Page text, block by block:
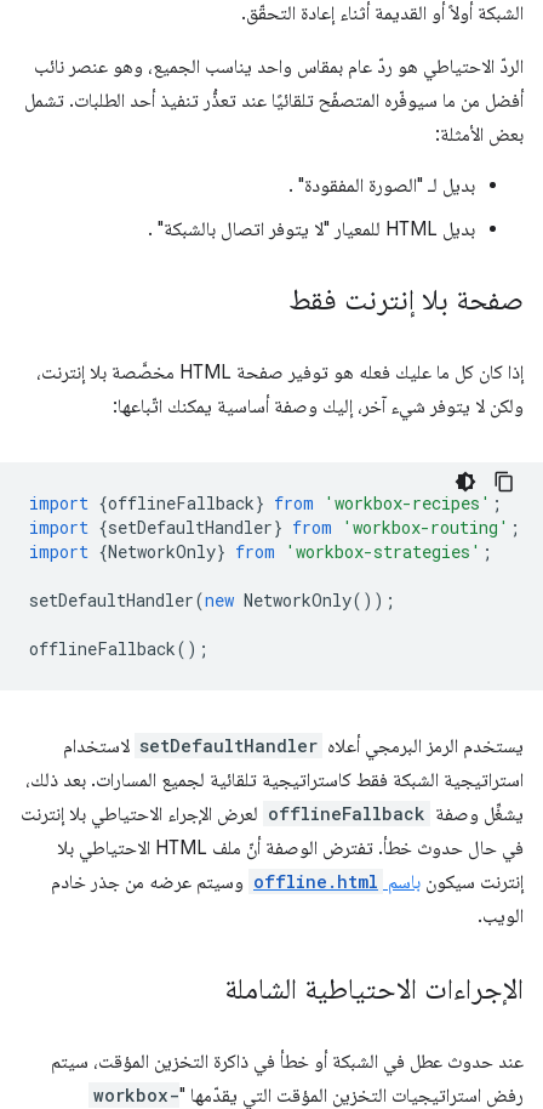
الشبكة أولاً أو القديمة أثناء إعادة التحقّق.
الردّ الاحتياطي هو ردّ عام بمقاس واحد يناسب الجميع، وهو عنصر نائب
أفضل من ما سيوفّره المتصفّح تلقائيًا عند تعذُّر تنفيذ أحد الطلبات. تشمل
بعض الأمثلة:
بديل لـ "الصورة المفقودة" .
بديل HTML للمعيار "لا يتوفر اتصال بالشبكة" .
صفحة بلا إنترنت فقط
إذا كان كل ما عليك فعله هو توفير صفحة HTML مخصَّصة بلا إنترنت،
ولكن لا يتوفر شيء آخر، إليك وصفة أساسية يمكنك اتّباعها:
import {offlineFallback} from 'workbox-recipes' ;
import {setDefaultHandler} from 'workbox-routing' ;
import {NetworkOnly} from 'workbox-strategies' ;
setDefaultHandler(new NetworkOnly());
offlineFallback();
يستخدم الرمز البرمجي أعلاه setDefaultHandler لاستخدام
استراتيجية الشبكة فقط كاستراتيجية تلقائية لجميع المسارات. بعد ذلك،
يشغِّل وصفة offlineFallback لعرض الإجراء الاحتياطي بلا إنترنت
في حال حدوث خطأ. تفترض الوصفة أنّ ملف HTML الاحتياطي بلا
إنترنت سيكون باسم offline.html وسيتم عرضه من جذر خادم
الويب.
الإجراءات الاحتياطية الشاملة
عند حدوث عطل في الشبكة أو خطأ في ذاكرة التخزين المؤقت، سيتم
رفض استراتيجيات التخزين المؤقت التي يقدّمها "workbox-